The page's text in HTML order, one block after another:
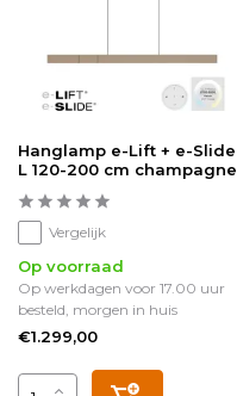
Hanglamp e-Lift + e-Slide
L 120-200 cm champagne
Vergelijk
Op voorraad
Op werkdagen voor 17.00 uur
besteld, morgen in huis
€1.299,00